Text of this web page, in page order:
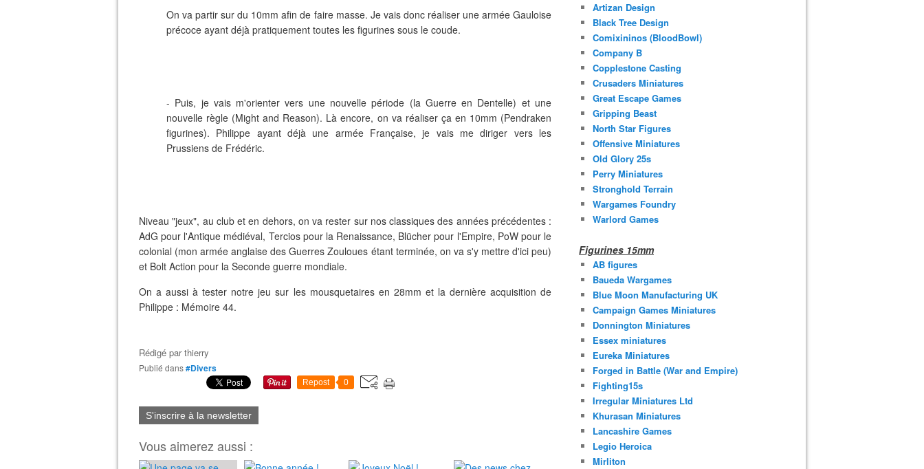
On va partir sur du 10mm afin de faire masse. Je vais donc réaliser une armée Gauloise
précoce ayant déjà pratiquement toutes les figurines sous le coude.
- Puis, je vais m'orienter vers une nouvelle période (la Guerre en Dentelle) et une
nouvelle règle (Might and Reason). Là encore, on va réaliser ça en 10mm (Pendraken
figurines). Philippe ayant déjà une armée Française, je vais me diriger vers les
Prussiens de Frédéric.
Niveau "jeux", au club et en dehors, on va rester sur nos classiques des années précédentes :
AdG pour l'Antique médiéval, Tercios pour la Renaissance, Blücher pour l'Empire, PoW pour le
colonial (mon armée anglaise des Guerres Zouloues étant terminée, on va s'y mettre d'ici peu)
et Bolt Action pour la Seconde guerre mondiale.
On a aussi à tester notre jeu sur les mousquetaires en 28mm et la dernière acquisition de
Philippe : Mémoire 44.
Rédigé parthierry
Publié dans#Divers
Repost 0
S'inscrire à la newsletter
Vous aimerez aussi :
Artizan Design
Black Tree Design
Comixininos (BloodBowl)
Company B
Copplestone Casting
Crusaders Miniatures
Great Escape Games
Gripping Beast
North Star Figures
Offensive Miniatures
Old Glory 25s
Perry Miniatures
Stronghold Terrain
Wargames Foundry
Warlord Games
Figurines 15mm
AB figures
Baueda Wargames
Blue Moon Manufacturing UK
Campaign Games Miniatures
Donnington Miniatures
Essex miniatures
Eureka Miniatures
Forged in Battle (War and Empire)
Fighting15s
Irregular Miniatures Ltd
Khurasan Miniatures
Lancashire Games
Legio Heroica
Mirliton